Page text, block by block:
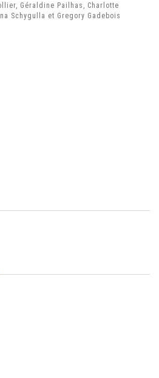
Géraldine Pailhas, Charlotte
Schygulla et Gregory Gadebois